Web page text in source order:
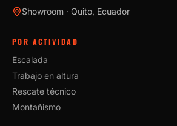
Showroom · Quito, Ecuador
POR ACTIVIDAD
Escalada
Trabajo en altura
Rescate técnico
Montañismo